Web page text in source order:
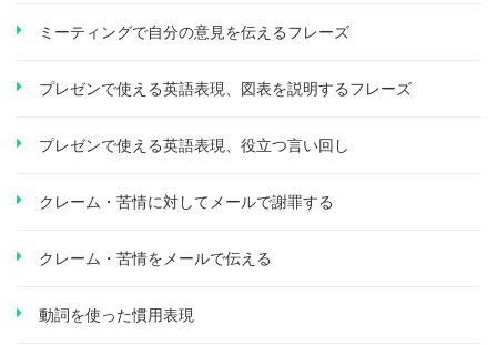
ミーティングで自分の意見を伝えるフレーズ
プレゼンで使える英語表現、図表を説明するフレーズ
プレゼンで使える英語表現、役立つ言い回し
クレーム・苦情に対してメールで謝罪する
クレーム・苦情をメールで伝える
動詞を使った慣用表現